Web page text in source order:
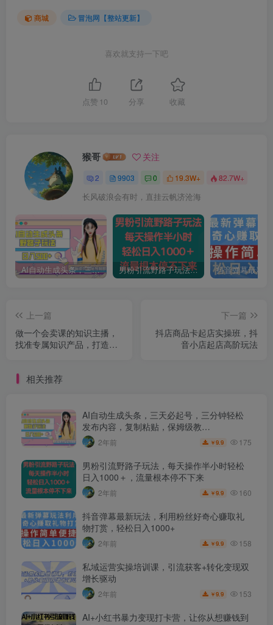
商城 冒泡网【整站更新】
喜欢就支持一下吧
点赞 10 分享 收藏
猴哥 关注
2 9903 0 19.3W+ 82.7W+
长风破浪会有时，直挂云帆济沧海
AI自动生成头条，三天必起号，三分钟轻松发布内容，复制粘贴，保姆级教… 男粉引流野路子玩法，每天操作半小时轻松日入1000＋，流量根本停不下来
上一篇
做一个会卖课的知识主播，
找准专属知识产品，打造主
下一篇
抖店商品卡起店实操班，抖
音小店起店高阶玩法
相关推荐
AI自动生成头条，三天必起号，三分钟轻松
发布内容，复制粘贴，保姆级教…
2年前 ￥9.9 175
男粉引流野路子玩法，每天操作半小时轻松
日入1000＋，流量根本停不下来
2年前 ￥9.9 160
抖音弹幕最新玩法，利用粉丝好奇心赚取礼
物打赏，轻松日入1000+
2年前 ￥9.9 158
私域运营实操培训课，引流获客+转化变现双
增长驱动
2年前 ￥9.9 153
AI+小红书暴力变现打卡营，让你从想赚钱到